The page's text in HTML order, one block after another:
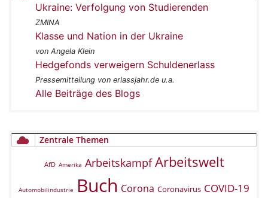
Ukraine: Verfolgung von Studierenden
ZMINA
Klasse und Nation in der Ukraine
von Angela Klein
Hedgefonds verweigern Schuldenerlass
Pressemitteilung von erlassjahr.de u.a.
Alle Beiträge des Blogs
Zentrale Themen
AfD Amerika Arbeitskampf Arbeitswelt
Automobilindustrie Buch Corona Coronavirus COVID-19